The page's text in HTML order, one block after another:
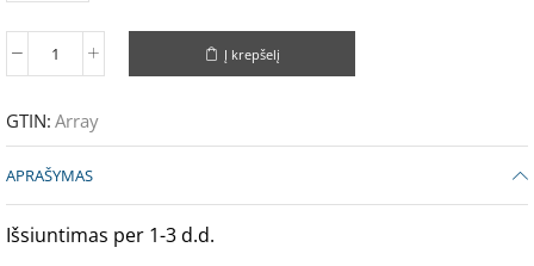
Į krepšelį
GTIN: Array
APRAŠYMAS
Išsiuntimas per 1-3 d.d.